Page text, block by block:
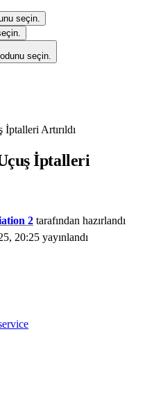
seçin.
seçin.
İptalleri Artırıldı
İptalleri
2 tarafından hazırlandı
20:25 yayınlandı